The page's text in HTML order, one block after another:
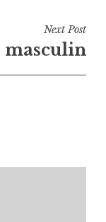
Next Post
masculin